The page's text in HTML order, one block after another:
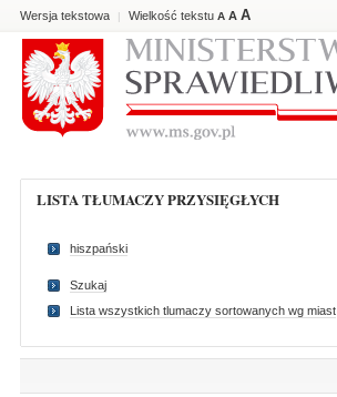
Wersja tekstowa | Wielkość tekstu A A A
LISTA TŁUMACZY PRZYSIĘGŁYCH
hiszpański
Szukaj
Lista wszystkich tlumaczy sortowanych wg miast